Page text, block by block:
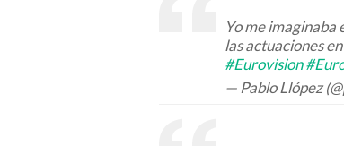
Yo me imaginaba
las actuaciones
#Eurovision
— Pablo Llópez